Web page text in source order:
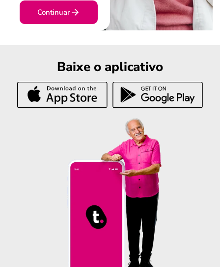
Continuar
Baixe o aplicativo